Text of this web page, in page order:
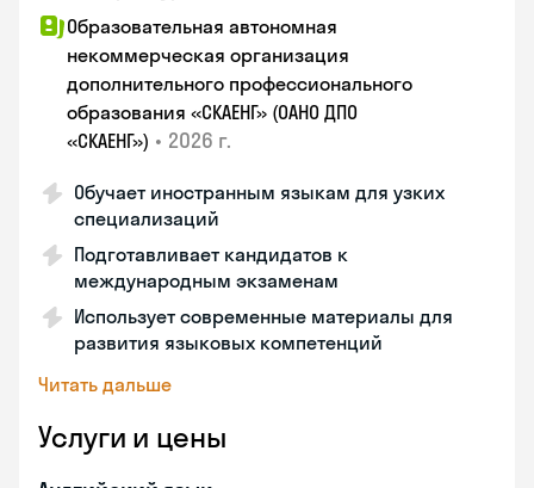
Образовательная автономная
некоммерческая организация
дополнительного профессионального
образования «СКАЕНГ» (ОАНО ДПО
«СКАЕНГ») • 2026 г.
Обучает иностранным языкам для узких
специализаций
Подготавливает кандидатов к
международным экзаменам
Использует современные материалы для
развития языковых компетенций
Читать дальше
Услуги и цены